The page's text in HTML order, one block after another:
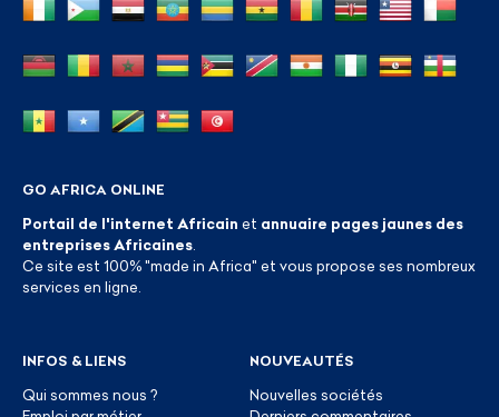
GO AFRICA ONLINE
Portail de l'internet Africain et annuaire pages jaunes des
entreprises Africaines
Ce site est 100% "made in Africa" et vous propose ses nombreux
services en ligne.
INFOS & LIENS
Qui sommes nous ?
NOUVEAUTÉS
Nouvelles sociétés